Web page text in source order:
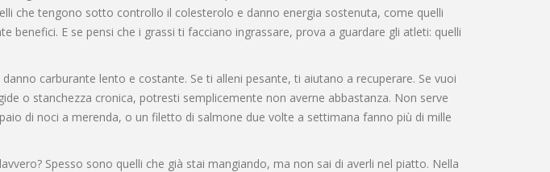
che tengono sotto controllo il colesterolo e danno energia sostenuta, come quelli
E se pensi che i grassi ti facciano ingrassare, prova a guardare gli atleti: quelli
carburante lento e costante. Se ti alleni pesante, ti aiutano a recuperare. Se vuoi
o stanchezza cronica, potresti semplicemente non averne abbastanza. Non serve
di noci a merenda, o un filetto di salmone due volte a settimana fanno più di mille
Spesso sono quelli che già stai mangiando, ma non sai di averli nel piatto. Nella